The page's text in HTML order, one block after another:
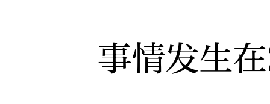
事情发生在